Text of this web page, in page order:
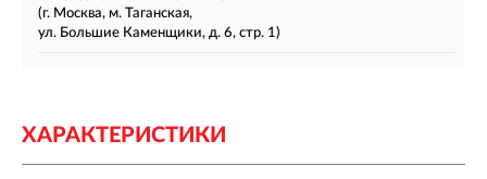
(г. Москва, м. Таганская,
ул. Большие Каменщики, д. 6, стр. 1)
ХАРАКТЕРИСТИКИ